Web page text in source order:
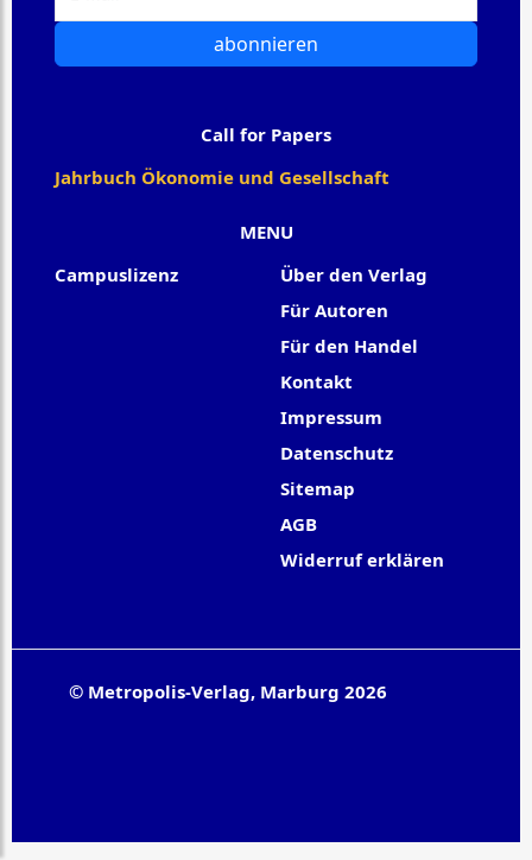
MENU
Campuslizenz
Über den Verlag
Für Autoren
Für den Handel
Kontakt
Impressum
Datenschutz
Sitemap
AGB
Widerruf erklären
abonnieren
Call for Papers
Jahrbuch Ökonomie und Gesellschaft
© Metropolis-Verlag, Marburg 2026